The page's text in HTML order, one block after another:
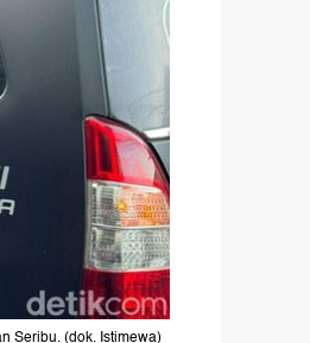
Seribu. (dok. Istimewa)